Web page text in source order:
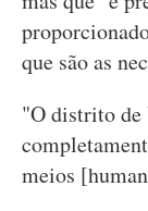
que são as
"O distrito de
meios